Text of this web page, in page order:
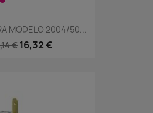
MODELO 2004/50...
€ 16,32 €